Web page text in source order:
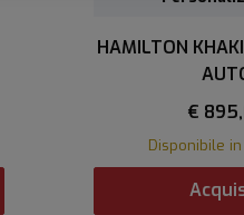
HAMILTON
€
Disponibile